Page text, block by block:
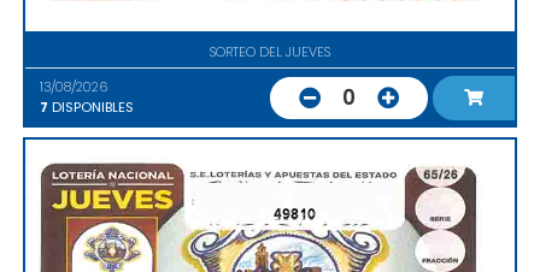
SORTEO DEL JUEVES
13/08/2026
7 DISPONIBLES 0
49810